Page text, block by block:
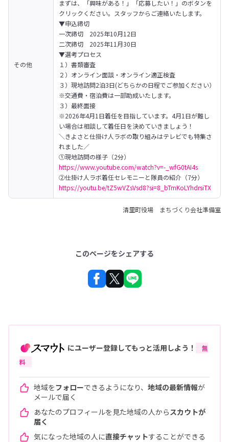
その他
まずは、「興味がある！」「応募したい！」のボタンを
クリックください。スタッフからご連絡いたします。
▼申込締切
一次締切　2025年10月12日
二次締切　2025年11月30日
▼選考プロセス
１）書類審査
２）オンライン面談・オンライン適正検査
３）現地訪問2泊3日(どちらかの日程でご参加ください）
※交通費・宿泊費は一部助成いたします。
３）最終面接
※2026年4月1日着任を目指しています。4月1日が難し
い場合は相談して着任日を決めていきましょう！
＼きよさと仕掛け人ラボの取り組みはテレビでも特集さ
れました／
①現地訪問の様子（2分）
https://www.youtube.com/watch?v=-_wfG0tAI4s
②仕掛け人ラボ着任セレモニーと隊員の紹介（7分）
https://youtu.be/tZ5wVZsVsd8?si=8_bTmKoLYhdrsiTX
清里町役場 まちづくり会社準備室
このページをシェアする
にユーザー登録してもっと活用しよう！
無
料
地域をフォローできるようになり、 地域の最新情報が
メールで届く
あなたのプロフィールを見た地域の人から スカウトが
届く
気になった地域の人に直接チャットすることができる